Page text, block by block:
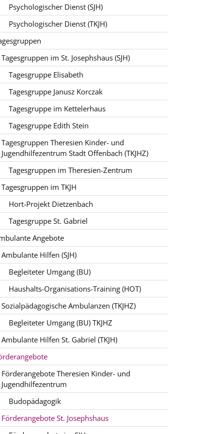
Psychologischer Dienst (SJH)
Psychologischer Dienst (TKJH)
Tagesgruppen im St. Josephshaus (SJH)
Tagesgruppe Elisabeth
Tagesgruppe Janusz Korczak
Tagesgruppe im Kettelerhaus
Tagesgruppe Edith Stein
Tagesgruppen Theresien Kinder- und
Jugendhilfezentrum Stadt Offenbach (TKJHZ)
Tagesgruppen im Theresien-Zentrum
Tagesgruppen im TKJH
Hort-Projekt Dietzenbach
Tagesgruppe St. Gabriel
Angebote
Ambulante Hilfen (SJH)
Begleiteter Umgang (BU)
Haushalts-Organisations-Training (HOT)
Sozialpädagogische Ambulanzen (TKJHZ)
Begleiteter Umgang (BU) TKJHZ
Ambulante Hilfen St. Gabriel (TKJH)
Förderangebote Theresien Kinder- und
Jugendhilfezentrum
Budopädagogik
Förderangebote St. Josephshaus